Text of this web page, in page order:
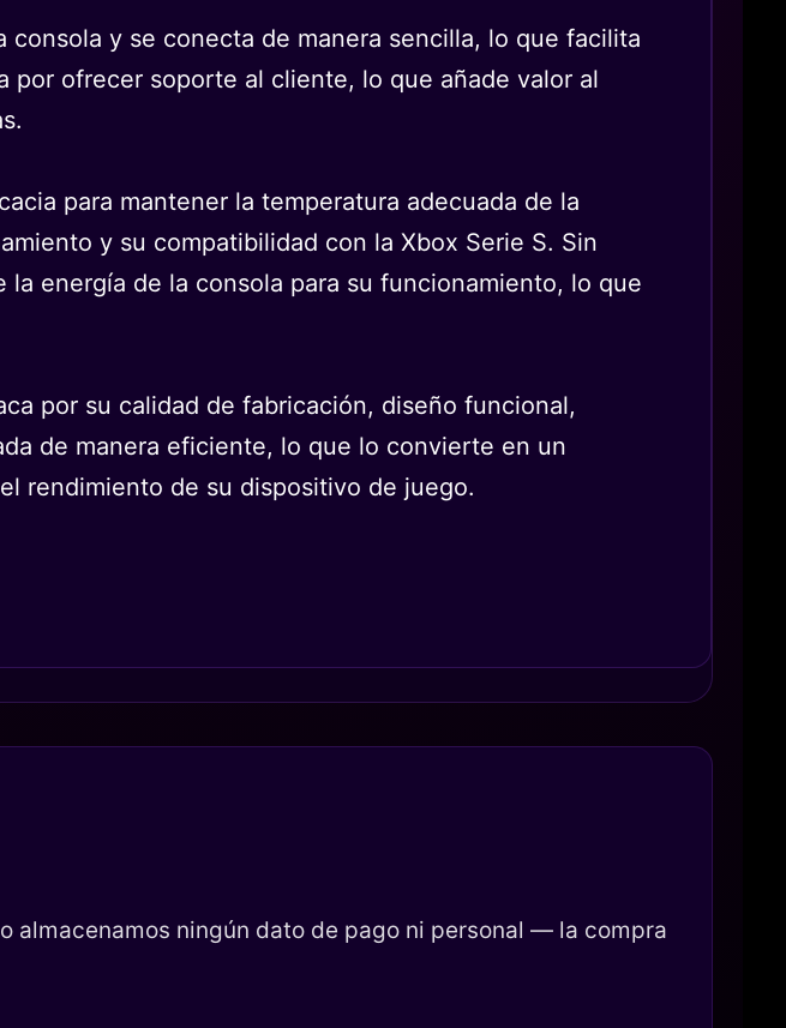
y se conecta de manera sencilla, lo que facilita
por ofrecer soporte al cliente, lo que añade valor al
para mantener la temperatura adecuada de la
y su compatibilidad con la Xbox Serie S. Sin
energía de la consola para su funcionamiento, lo que
por su calidad de fabricación, diseño funcional,
de manera eficiente, lo que lo convierte en un
rendimiento de su dispositivo de juego.
almacenamos ningún dato de pago ni personal — la compra